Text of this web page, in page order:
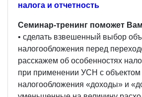
налога и отчетность
Семинар-тренинг поможет
• сделать взвешенный выбор
налогообложения перед
расскажем об особенностях
при применении УСН с объектом
налогообложения «доходы» и